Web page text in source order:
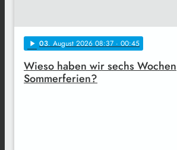
play_arrow 03. August 2026 08:37 · 00:45
Wieso haben wir sechs Wochen
Sommerferien?